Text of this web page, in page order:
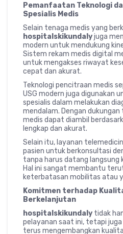
Pemanfaatan Teknologi
Spesialis Medis
Selain tenaga medis yang
hospitalskikundalyjuga
modern untuk mendukung
Sistem rekam medis digital
untuk mengakses riwayat
cepat dan akurat.
Teknologi pencitraan medis
USG modern juga digunakan
spesialis dalam melakukan
mendalam. Dengan
medis dapat diambil
lengkap dan akurat.
Selain itu, layanan
pasien untuk berkonsultasi
tanpa harus datang langsung
Hal ini sangat membantu
keterbatasan mobilitas atau
Komitmen terhadap
Berkelanjutan
hospitalskikundaly tidak
pelayanan saat ini, tetapi
terus mengembangkan